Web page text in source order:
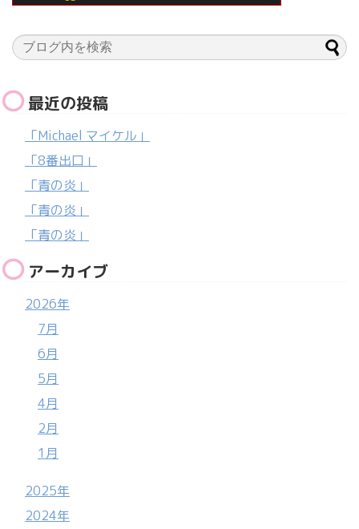
最近の投稿
「Michael マイケル」
「8番出口」
「青の炎」
「青の炎」
「青の炎」
アーカイブ
2026年
7月
6月
5月
4月
2月
1月
2025年
2024年